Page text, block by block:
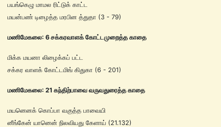
பயங்கெழு மாமல ரிட்டுக் காட்ட
மயன்பண் டிழைத்த மரபின த்துதா (3 - 79)
மணிமேகலை: 6 சக்கரவாளக் கோட்டமுறைத்த காதை
மிக்க மயனா லிழைக்கப் பட்ட
சக்கர வாளக் கோட்டமிங் கிதுகா (6 - 201)
மணிமேகலை: 21 கந்திற்பாவை வருவதுரைத்த காதை
மயனெனக் கொப்பா வகுத்த பாவையி
னீங்கேன் யானென் நிலவியது கேளாய் (21.132)